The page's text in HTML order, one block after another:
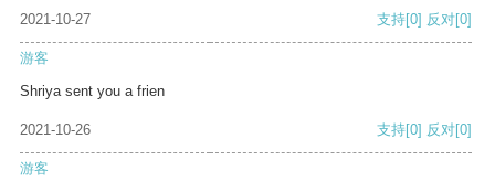
2021-10-27 支持[0] 反对[0]
游客
Shriya sent you a frien
2021-10-26 支持[0] 反对[0]
游客